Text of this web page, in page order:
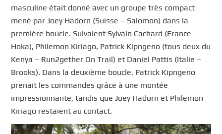
masculine était donné avec un groupe très compact
mené par Joey Hadorn (Suisse – Salomon) dans la
première boucle. Suivaient Sylvain Cachard (France –
Hoka), Philemon Kiriago, Patrick Kipngeno (tous deux du
Kenya – Run2gether On Trail) et Daniel Pattis (Italie –
Brooks). Dans la deuxième boucle, Patrick Kipngeno
prenait les commandes grâce à une montée
impressionnante, tandis que Joey Hadorn et Philemon
Kiriago restaient au contact.